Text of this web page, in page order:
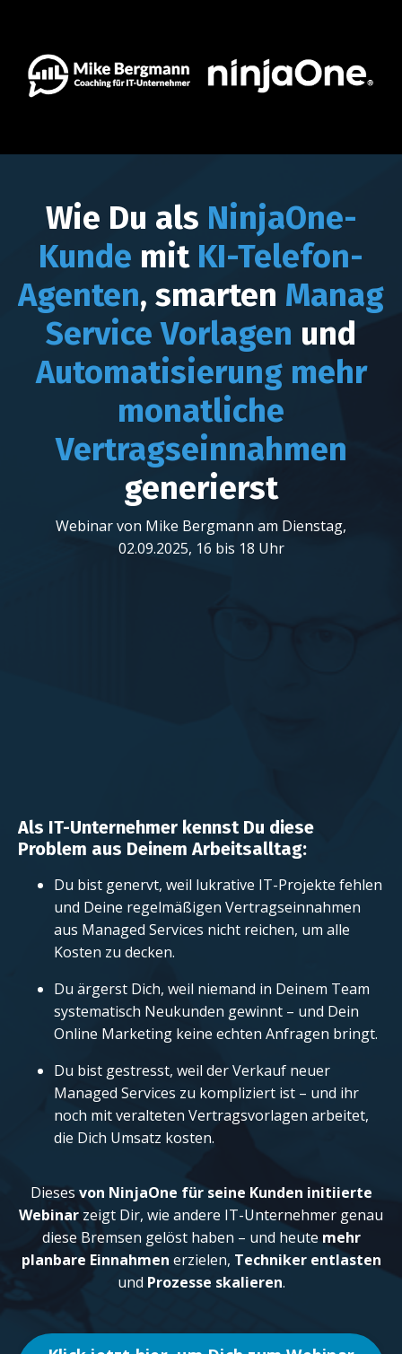
Wie Du als NinjaOne-
Kunde mit KI-Telefon-
Agenten, smarten
Service Vorlagen und
Automatisierung mehr
monatliche
Vertragseinnahmen
generierst
Webinar von Mike Bergmann am Dienstag,
02.09.2025, 16 bis 18 Uhr
Als IT-Unternehmer kennst Du diese
Problem aus Deinem Arbeitsalltag:
Du bist genervt, weil lukrative IT-Projekte fehlen
und Deine regelmäßigen Vertragseinnahmen
aus Managed Services nicht reichen, um alle
Kosten zu decken.
Du ärgerst Dich, weil niemand in Deinem Team
systematisch Neukunden gewinnt – und Dein
Online Marketing keine echten Anfragen bringt.
Du bist gestresst, weil der Verkauf neuer
Managed Services zu kompliziert ist – und ihr
noch mit veralteten Vertragsvorlagen arbeitet,
die Dich Umsatz kosten.
Dieses von NinjaOne für seine Kunden initiierte
Webinarzeigt Dir, wie andere IT-Unternehmer genau
diese Bremsen gelöst haben – und heutemehr
planbare Einnahmen erzielen, Techniker entlasten
und Prozesse skalieren.